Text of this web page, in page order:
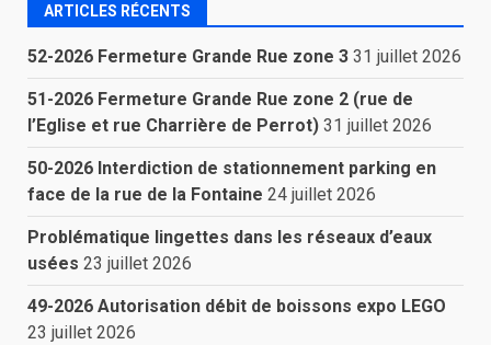
ARTICLES RÉCENTS
52-2026 Fermeture Grande Rue zone 3 31 juillet 2026
51-2026 Fermeture Grande Rue zone 2 (rue de
l’Eglise et rue Charrière de Perrot) 31 juillet 2026
50-2026 Interdiction de stationnement parking en
face de la rue de la Fontaine 24 juillet 2026
Problématique lingettes dans les réseaux d’eaux
usées 23 juillet 2026
49-2026 Autorisation débit de boissons expo LEGO
23 juillet 2026